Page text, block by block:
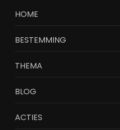
HOME
BESTEMMING
THEMA
BLOG
ACTIES